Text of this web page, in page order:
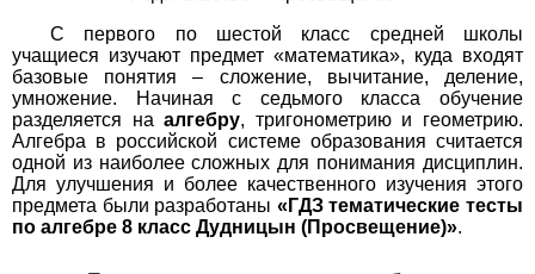
История
1
2 3 4 5 6 7 8 9 10
11
Литература
1
2 3 4 5 6 7 8 9 10
11
Математика
С первого по шестой класс средней школы
учащиеся изучают предмет «математика», куда входят
базовые понятия – сложение, вычитание, деление,
умножение. Начиная с седьмого класса обучение
разделяется на алгебру, тригонометрию и геометрию.
Алгебра в российской системе образования считается
одной из наиболее сложных для понимания дисциплин.
Для улучшения и более качественного изучения этого
предмета были разработаны «ГДЗ тематические тесты
по алгебре 8 класс Дудницын (Просвещение)».